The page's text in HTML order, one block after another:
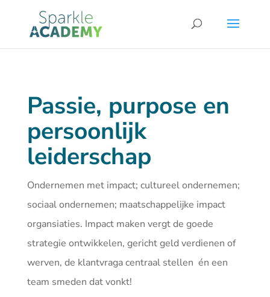
Passie, purpose en
persoonlijk
leiderschap
Ondernemen met impact; cultureel ondernemen;
sociaal ondernemen; maatschappelijke impact
organsiaties. Impact maken vergt de goede
strategie ontwikkelen, gericht geld verdienen of
werven, de klantvraga centraal stellen én een
team smeden dat vonkt!